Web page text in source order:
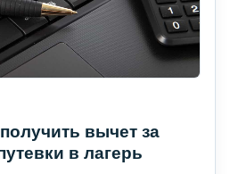
вычет за
в лагерь